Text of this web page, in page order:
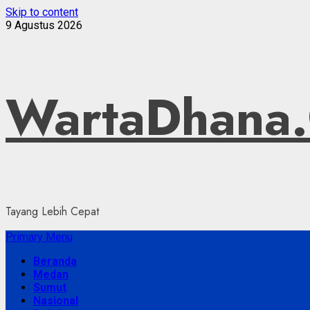
Skip to content
9 Agustus 2026
Tayang Lebih Cepat
Primary Menu
Beranda
Medan
Sumut
Nasional